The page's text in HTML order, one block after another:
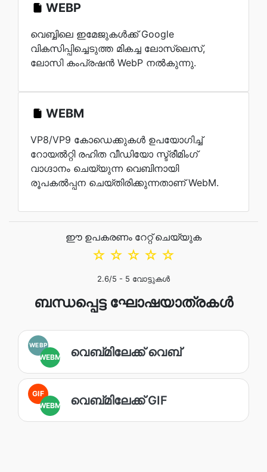
WEBP
വെബ്ബിലെ ഇമേജുകൾക്ക് Google
വികസിപ്പിച്ചെടുത്ത മികച്ച ലോസ്‌ലെസ്,
ലോസി കംപ്രഷൻ WebP നൽകുന്നു.
WEBM
VP8/VP9 കോഡെക്കുകൾ ഉപയോഗിച്ച്
റോയൽറ്റി രഹിത വീഡിയോ സ്ട്രീമിംഗ്
വാഗ്ദാനം ചെയ്യുന്ന വെബിനായി
രൂപകൽപ്പന ചെയ്‌തിരിക്കുന്നതാണ് WebM.
ഈ ഉപകരണം റേറ്റ് ചെയ്യുക
☆
☆
☆
☆
☆
2.6/5 - 5 വോട്ടുകൾ
ബന്ധപ്പെട്ട ഘോഷയാത്രകൾ
WEBP
WEBM വെബ്‌മിലേക്ക് വെബ്‌
GIF
WEBM
വെബ്‌മിലേക്ക് GIF